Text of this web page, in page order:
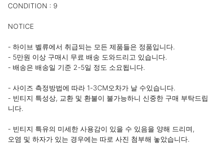
CONDITION : 9
NOTICE
- 하이브 벨류에서 취급되는 모든 제품들은 정품입니다.
- 5만원 이상 구매시 무료 배송 도와드리고 있습니다.
- 배송은 배송일 기준 2-5일 정도 소요됩니다.
- 사이즈 측정방법에 따라 1-3CM오차가 날 수있습니다.
- 빈티지 특성상, 교환 및 환불이 불가능하니 신중한 구매 부탁드립
니다.
- 빈티지 특유의 미세한 사용감이 있을 수 있음을 양해 드리며,
오염 및 하자가 있는 경우에는 따로 사진 첨부해 놓았습니다.